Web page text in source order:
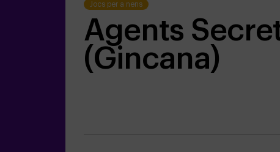
Jocs per a nens
Agents
(Gincana)